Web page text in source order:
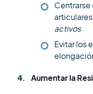
Centrarse
activos
Evitar los
Aumentar la